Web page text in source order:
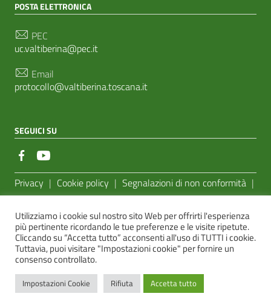
POSTA ELETTRONICA
PEC
uc.valtiberina@pec.it
Email
protocollo@valtiberina.toscana.it
SEGUICI SU
Sezione Link Utili
Privacy | Cookie policy | Segnalazioni di non conformità |
AgID
Sito realizzato dallae-Linking Online Systems S.r.l.
Utilizziamo i cookie sul nostro sito Web per offrirti l'esperienza
più pertinente ricordando le tue preferenze e le visite ripetute.
Cliccando su “Accetta tutto” acconsenti all'uso di TUTTI i cookie.
Tuttavia, puoi visitare "Impostazioni cookie" per fornire un
consenso controllato.
Impostazioni Cookie Rifiuta Accetta tutto